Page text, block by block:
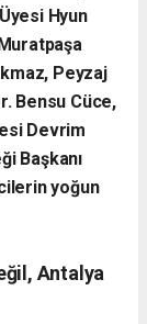
Hyun
Peyzaj
Bensu Cüce,
Devrim
Başkanı
yoğun
Antalya